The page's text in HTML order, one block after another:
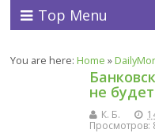
Top Menu
You are here: Home »
не будет
К. Б.
Просмотров: